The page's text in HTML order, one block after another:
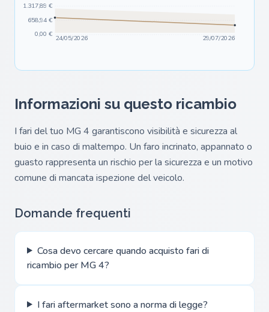
0,00 €
658,94 €
1.317,89 €
24/05/2026 29/07/2026
Informazioni su questo ricambio
I fari del tuo MG 4 garantiscono visibilità e sicurezza al
buio e in caso di maltempo. Un faro incrinato, appannato o
guasto rappresenta un rischio per la sicurezza e un motivo
comune di mancata ispezione del veicolo.
Domande frequenti
Cosa devo cercare quando acquisto fari di
ricambio per MG 4?
I fari aftermarket sono a norma di legge?